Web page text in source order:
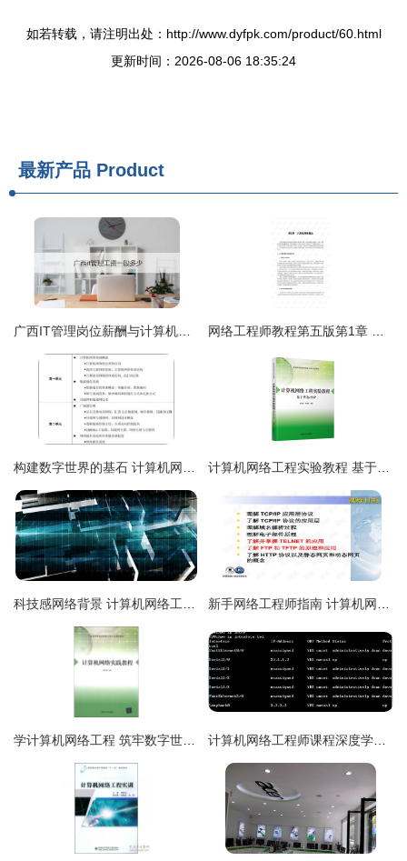
如若转载，请注明出处：http://www.dyfpk.com/product/60.html
更新时间：2026-08-06 18:35:24
最新产品 Product